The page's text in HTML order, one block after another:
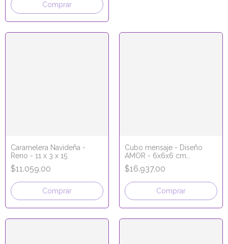
Comprar
Caramelera Navideña -
Reno - 11 x 3 x 15
$11.059,00
Comprar
Cubo mensaje - Diseño
AMOR - 6x6x6 cm
(pequeño)
$16.937,00
Comprar